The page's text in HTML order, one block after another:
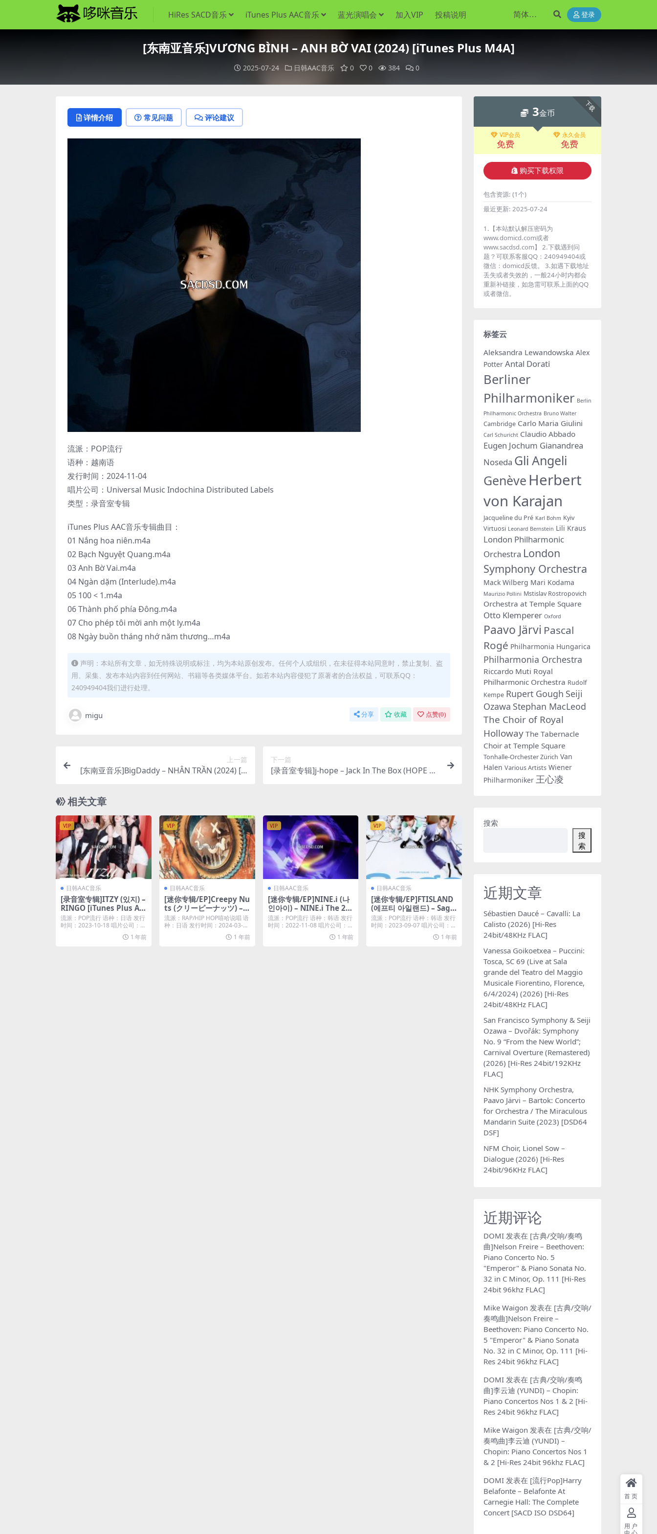
HiRes SACD音乐 iTunes Plus AAC音乐 蓝光演唱会 加入VIP 投稿说明 登录
[东南亚音乐]VƯƠNG BÌNH – ANH BỜ VAI (2024) [iTunes Plus M4A]
2025-07-24 日韩AAC音乐 0 0 384 0
详情介绍 常见问题 评论建议
流派：POP流行
语种：越南语
发行时间：2024-11-04
唱片公司：Universal Music Indochina Distributed Labels
类型：录音室专辑
iTunes Plus AAC音乐专辑曲目：
01 Nắng hoa niên.m4a
02 Bạch Nguyệt Quang.m4a
03 Anh Bờ Vai.m4a
04 Ngàn dặm (Interlude).m4a
05 100 < 1.m4a
06 Thành phố phía Đông.m4a
07 Cho phép tôi mời anh một ly.m4a
08 Ngày buồn tháng nhớ năm thương…m4a
声明：本站所有文章，如无特殊说明或标注，均为本站原创发布。任何个人或组织，在未征得本站同意时，禁止复制、盗
用、采集、发布本站内容到任何网站、书籍等各类媒体平台。如若本站内容侵犯了原著者的合法权益，可联系QQ：
240949404我们进行处理。
migu 分享 收藏 点赞(0)
上一篇
[东南亚音乐]BigDaddy – NHÂN TRẦN (2024) [iT
下一篇
[录音室专辑]j-hope – Jack In The Box (HOPE Ed
相关文章
VIP
日韩AAC音乐
[录音室专辑]ITZY (있지) –
RINGO [iTunes Plus AA
C M4A]
流派：POP流行 语种：日语 发行
时间：2023-10-18 唱片公司：华
1 年前
VIP
日韩AAC音乐
[迷你专辑/EP]Creepy Nu
ts (クリーピーナッツ) –
二度寝 / Bling-Bang-Ba
ng-Born – EP (2024) [iT
流派：RAP/HIP HOP嘻哈说唱 语
种：日语 发行时间：2024-03-2
1 年前
VIP
日韩AAC音乐
[迷你专辑/EP]NINE.i (나
인아이) – NINE.i The 2n
d Mini Album [I (Pt. 1)]
– EP [iTunes Plus M4A]
流派：POP流行 语种：韩语 发行
时间：2022-11-08 唱片公司：K
1 年前
VIP
日韩AAC音乐
[迷你专辑/EP]FTISLAND
(에프티 아일랜드) – Sage
– EP [iTunes Plus AAC
M4A]
流派：POP流行 语种：韩语 发行
时间：2023-09-07 唱片公司：K
1 年前
下载
3金币
VIP会员
免费
永久会员
免费
购买下载权限
包含资源: (1个)
最近更新: 2025-07-24
1.【本站默认解压密码为
www.domicd.com或者
www.sacdsd.com】 2.下载遇到问
题？可联系客服QQ：240949404或
微信：domicd反馈。 3.如遇下载地址
丢失或者失效的，一般24小时内都会
重新补链接，如急需可联系上面的QQ
或者微信。
标签云
Aleksandra Lewandowska Alex
Potter Antal Dorati
Berliner
Philharmoniker Berlin
Philharmonic Orchestra Bruno Walter
Cambridge Carlo Maria Giulini
Carl Schuricht Claudio Abbado
Eugen Jochum Gianandrea
Noseda Gli Angeli
Genève Herbert
von Karajan
Jacqueline du Pré Karl Bohm Kyiv
Virtuosi Leonard Bernstein Lili Kraus
London Philharmonic
Orchestra London
Symphony Orchestra
Mack Wilberg Mari Kodama
Maurizio Pollini Mstislav Rostropovich
Orchestra at Temple Square
Otto Klemperer Oxford
Paavo Järvi Pascal
Rogé Philharmonia Hungarica
Philharmonia Orchestra
Riccardo Muti Royal
Philharmonic Orchestra Rudolf
Kempe Rupert Gough Seiji
Ozawa Stephan MacLeod
The Choir of Royal
Holloway The Tabernacle
Choir at Temple Square
Tonhalle-Orchester Zürich Van
Halen Various Artists Wiener
Philharmoniker 王心凌
搜索
搜
索
近期文章
Sébastien Daucé – Cavalli: La
Calisto (2026) [Hi-Res
24bit/48KHz FLAC]
Vanessa Goikoetxea – Puccini:
Tosca, SC 69 (Live at Sala
grande del Teatro del Maggio
Musicale Fiorentino, Florence,
6/4/2024) (2026) [Hi-Res
24bit/48KHz FLAC]
San Francisco Symphony & Seiji
Ozawa – Dvořák: Symphony
No. 9 “From the New World”;
Carnival Overture (Remastered)
(2026) [Hi-Res 24bit/192KHz
FLAC]
NHK Symphony Orchestra,
Paavo Järvi – Bartok: Concerto
for Orchestra / The Miraculous
Mandarin Suite (2023) [DSD64
DSF]
NFM Choir, Lionel Sow –
Dialogue (2026) [Hi-Res
24bit/96KHz FLAC]
近期评论
DOMI 发表在 [古典/交响/奏鸣
曲]Nelson Freire – Beethoven:
Piano Concerto No. 5
"Emperor" & Piano Sonata No.
32 in C Minor, Op. 111 [Hi-Res
24bit 96khz FLAC]
Mike Waigon 发表在 [古典/交响/
奏鸣曲]Nelson Freire –
Beethoven: Piano Concerto No.
5 "Emperor" & Piano Sonata
No. 32 in C Minor, Op. 111 [Hi-
Res 24bit 96khz FLAC]
DOMI 发表在 [古典/交响/奏鸣
曲]李云迪 (YUNDI) – Chopin:
Piano Concertos Nos 1 & 2 [Hi-
Res 24bit 96khz FLAC]
Mike Waigon 发表在 [古典/交响/
奏鸣曲]李云迪 (YUNDI) –
Chopin: Piano Concertos Nos 1
& 2 [Hi-Res 24bit 96khz FLAC]
DOMI 发表在 [流行Pop]Harry
Belafonte – Belafonte At
Carnegie Hall: The Complete
Concert [SACD ISO DSD64]
首页
用户